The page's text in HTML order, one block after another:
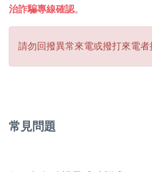
治詐騙專線確認。
請勿回撥異常來電或撥打來電者
常見問題